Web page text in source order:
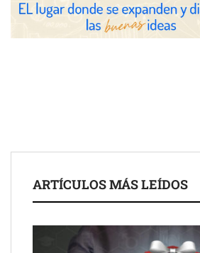
ARTÍCULOS MÁS LEÍDOS